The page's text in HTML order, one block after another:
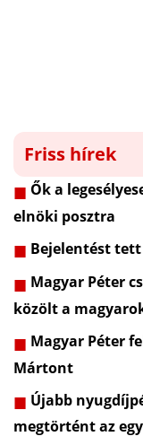
Friss hírek
Ők a
elnöki posztra
Bejelentést
Magyar Péter
közölt a
Magyar Péter
Mártont
Újabb
megtörtént az